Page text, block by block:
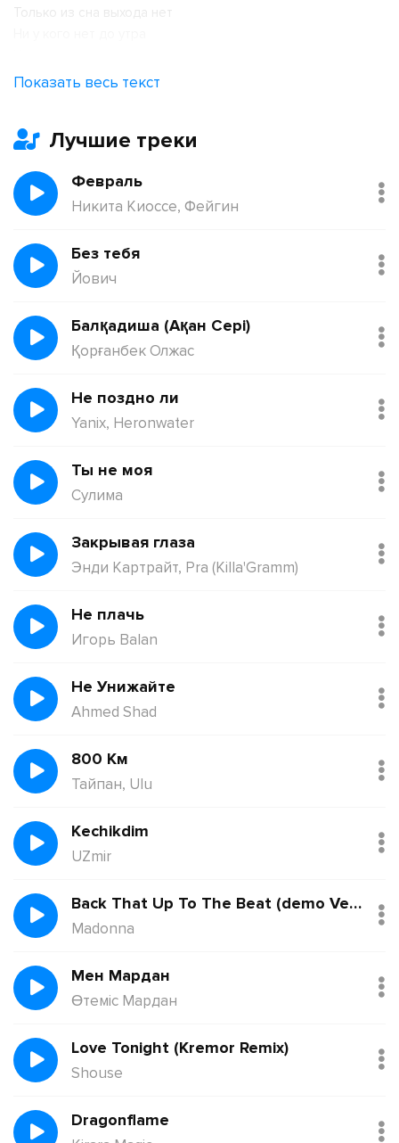
Только из сна выхода нет
Прыгают в классики вновь под колпаком
Колокол по ком?
Показать весь текст
Лучшие треки
Февраль
Никита Киоссе, Фейгин
Без тебя
Йович
Балқадиша (Ақан Сері)
Қорғанбек Олжас
Не поздно ли
Yanix, Heronwater
Ты не моя
Сулима
Закрывая глаза
Энди Картрайт, Pra (Killa'Gramm)
Не плачь
Игорь Balan
Не Унижайте
Ahmed Shad
800 Км
Тайпан, Ulu
Kechikdim
UZmir
Back That Up To The Beat (demo Version)
Madonna
Мен Мардан
Өтеміс Мардан
Love Tonight (Kremor Remix)
Shouse
Dragonflame